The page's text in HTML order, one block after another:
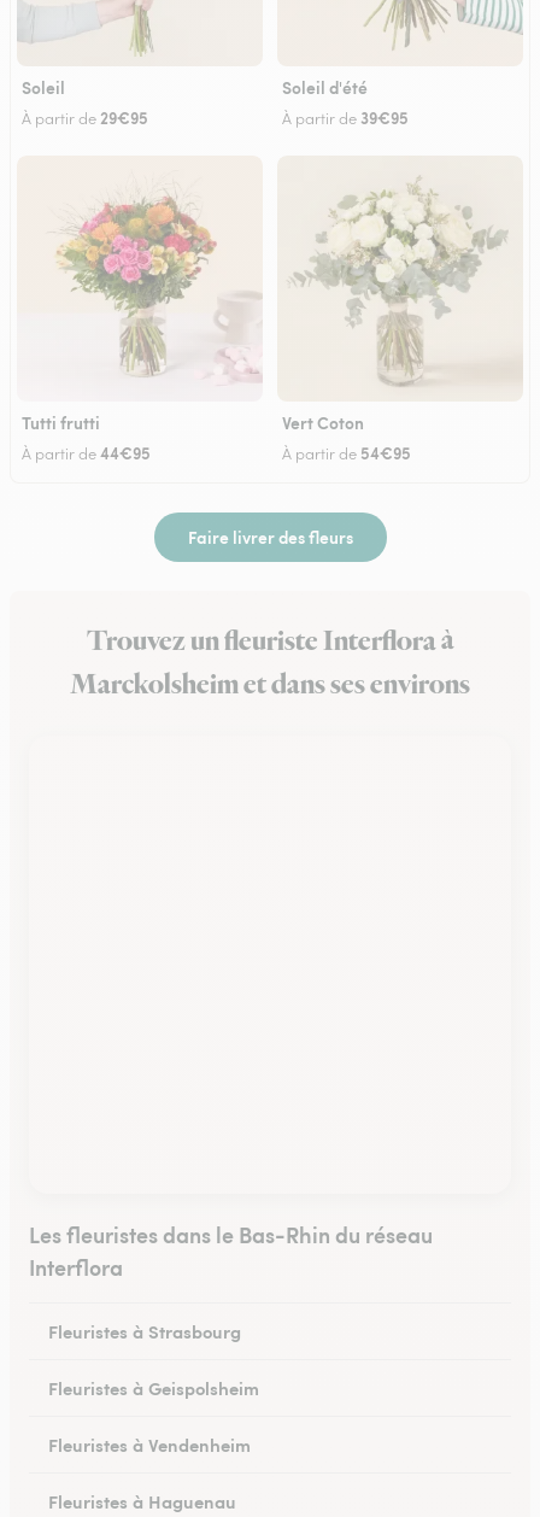
Soleil
À partir de 29€95
Soleil d'été
À partir de 39€95
Tutti frutti
À partir de44€95
Vert Coton
À partir de 54€95
Faire livrer des fleurs
Trouvez un fleuriste Interflora à
Marckolsheim et dans ses environs
Les fleuristes dans le Bas-Rhin du réseau
Interflora
Fleuristes à Strasbourg
Fleuristes à Geispolsheim
Fleuristes à Vendenheim
Fleuristes à Haguenau